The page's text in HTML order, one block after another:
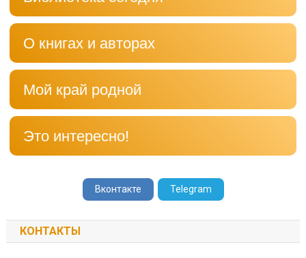
О книгах и авторах
Мой край родной
Это интересно!
Вконтакте Telegram
КОНТАКТЫ